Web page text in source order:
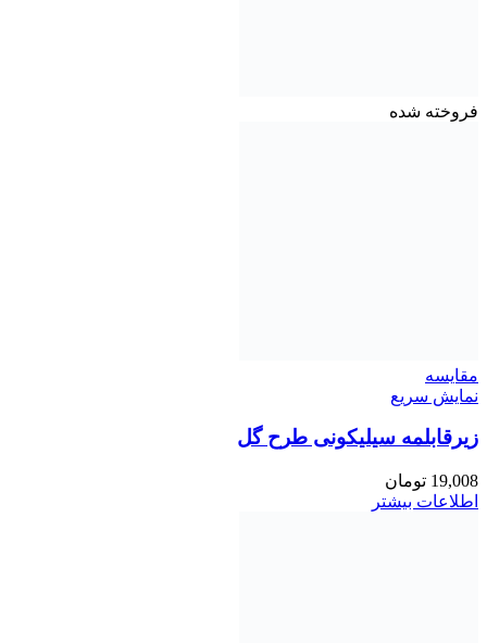
فروخته شده
مقايسه
نمایش سریع
زیرقابلمه سیلیکونی طرح گل
19,008 تومان
اطلاعات بیشتر